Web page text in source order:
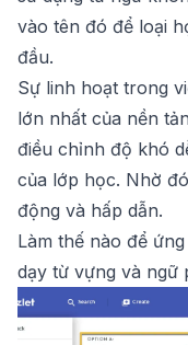
vào tên đó để loại
đầu.
Sự linh hoạt trong
lớn nhất của nền
điều chỉnh độ khó
của lớp học. Nhờ
động và hấp dẫn.
Làm thế nào để
dạy từ vựng và ngữ